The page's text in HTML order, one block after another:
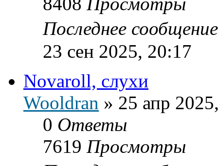
Последнее
23 сен 2025, 20:17
Novaroll, слухи
Wooldran » 25 апр
0 Ответы
7619 Просмотры